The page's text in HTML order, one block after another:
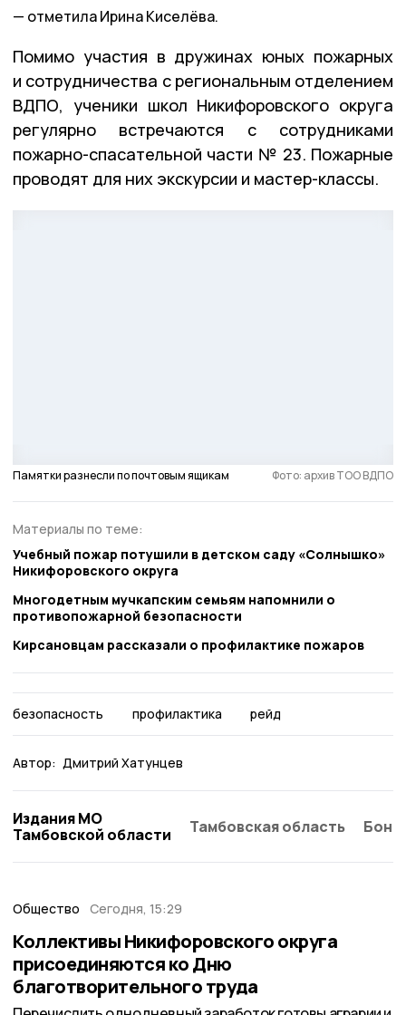
отметила Ирина Киселёва.
Помимо участия в дружинах юных пожарных
и сотрудничества с региональным отделением
ВДПО, ученики школ Никифоровского округа
регулярно встречаются с сотрудниками
пожарно-спасательной части № 23. Пожарные
проводят для них экскурсии и мастер-классы.
Памятки разнесли по почтовым ящикам Фото: архив ТОО ВДПО
Материалы по теме:
Учебный пожар потушили в детском саду «Солнышко»
Никифоровского округа
Многодетным мучкапским семьям напомнили о
противопожарной безопасности
Кирсановцам рассказали о профилактике пожаров
безопасность профилактика рейд
Автор: Дмитрий Хатунцев
Издания МО
Тамбовской области
Тамбовская область
Общество Сегодня, 15:29
Коллективы Никифоровского округа
присоединяются ко Дню
благотворительного труда